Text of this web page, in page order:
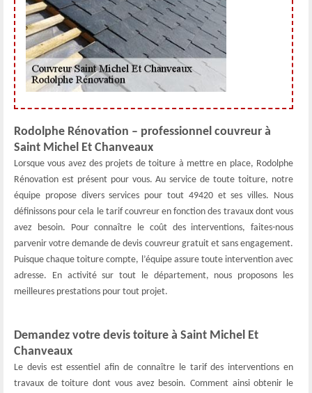
Rodolphe Rénovation – professionnel couvreur à
Saint Michel Et Chanveaux
Lorsque vous avez des projets de toiture à mettre en place, Rodolphe
Rénovation est présent pour vous. Au service de toute toiture, notre
équipe propose divers services pour tout 49420 et ses villes. Nous
définissons pour cela le tarif couvreur en fonction des travaux dont vous
avez besoin. Pour connaître le coût des interventions, faites-nous
parvenir votre demande de devis couvreur gratuit et sans engagement.
Puisque chaque toiture compte, l’équipe assure toute intervention avec
adresse. En activité sur tout le département, nous proposons les
meilleures prestations pour tout projet.
Demandez votre devis toiture à Saint Michel Et
Chanveaux
Le devis est essentiel afin de connaître le tarif des interventions en
travaux de toiture dont vous avez besoin. Comment ainsi obtenir le